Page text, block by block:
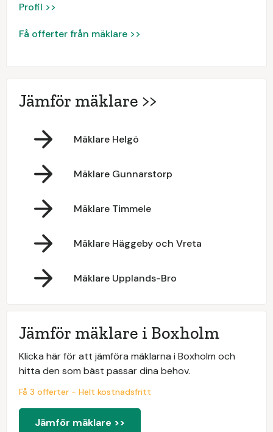
Profil >>
Få offerter från mäklare >>
Jämför mäklare >>
Mäklare Helgö
Mäklare Gunnarstorp
Mäklare Timmele
Mäklare Häggeby och Vreta
Mäklare Upplands-Bro
Jämför mäklare i Boxholm
Klicka här för att jämföra mäklarna i Boxholm och
hitta den som bäst passar dina behov.
Få 3 offerter - Helt kostnadsfritt
Jämför mäklare >>